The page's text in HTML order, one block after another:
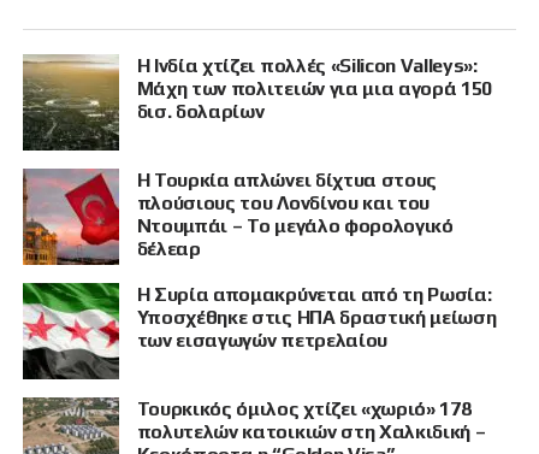
Η Ινδία χτίζει πολλές «Silicon Valleys»:
Μάχη των πολιτειών για μια αγορά 150
δισ. δολαρίων
Η Τουρκία απλώνει δίχτυα στους
πλούσιους του Λονδίνου και του
Ντουμπάι – Το μεγάλο φορολογικό
δέλεαρ
Η Συρία απομακρύνεται από τη Ρωσία:
Υποσχέθηκε στις ΗΠΑ δραστική μείωση
των εισαγωγών πετρελαίου
Τουρκικός όμιλος χτίζει «χωριό» 178
πολυτελών κατοικιών στη Χαλκιδική –